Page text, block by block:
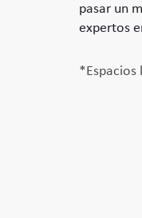
pasar un
expertos
*Espacios